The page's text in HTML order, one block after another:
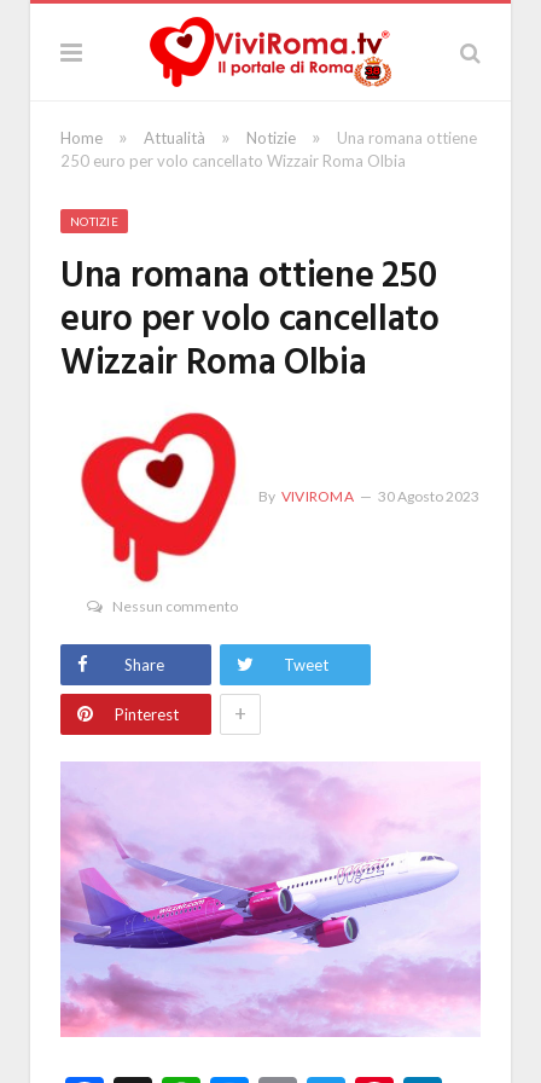
Home » Attualità » Notizie »
Una romana ottiene
250 euro per volo cancellato Wizzair Roma Olbia
NOTIZIE
Una romana ottiene 250
euro per volo cancellato
Wizzair Roma Olbia
By VIVIROMA 30 Agosto 2023
Nessun commento
Share Tweet
Pinterest +